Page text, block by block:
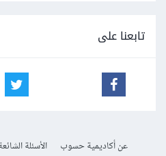
تابعنا على
عن أكاديمية حسوب الأسئلة الشائعة